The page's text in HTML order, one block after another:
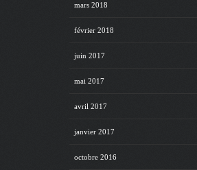
mars 2018
février 2018
juin 2017
mai 2017
avril 2017
janvier 2017
octobre 2016